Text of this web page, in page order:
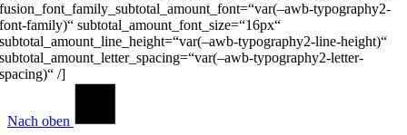
fusion_font_family_subtotal_amount_font=“var(–awb-typography2-
font-family)“ subtotal_amount_font_size=“16px“
subtotal_amount_line_height=“var(–awb-typography2-line-height)“
subtotal_amount_letter_spacing=“var(–awb-typography2-letter-
spacing)“ /]
Nach oben